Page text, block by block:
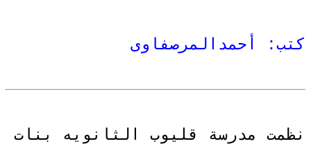
كتب: أحمدالمرصفاوى
نظمت مدرسة قليوب الثانويه بنات